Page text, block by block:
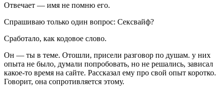
Отвечает — имя не помню его.
Спрашиваю только один вопрос: Сексвайф?
Сработало, как кодовое слово.
Он — ты в теме. Отошли, присели разговор по душам. у них
опыта не было, думали попробовать, но не решались, зависал
какое-то время на сайте. Рассказал ему про свой опыт коротко.
Говорит, она сопротивляется этому.